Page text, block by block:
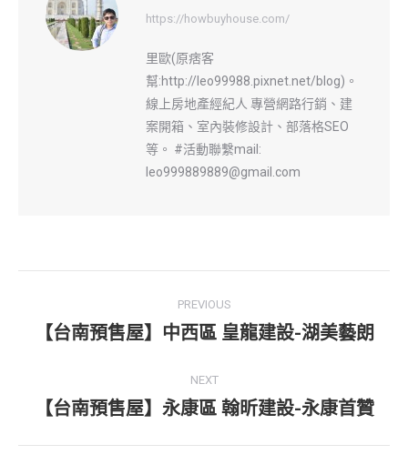
https://howbuyhouse.com/
里歐(原痞客
幫:http://leo99988.pixnet.net/blog)。
線上房地產經紀人 專營網路行銷、建
案開箱、室內裝修設計、部落格SEO
等。 #活動聯繫mail:
leo999889889@gmail.com
navigation
PREVIOUS
Previous
【台南預售屋】中西區 皇龍建設-湖美藝朗
NEXT
Next
【台南預售屋】永康區 翰昕建設-永康首贊